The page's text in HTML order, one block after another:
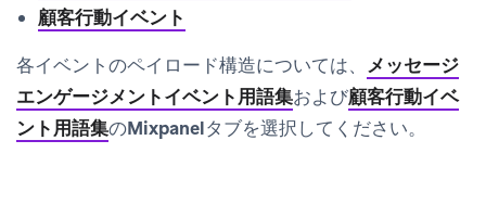
顧客行動イベント
各イベントのペイロード構造については、 メッセージ
エンゲージメントイベント用語集および顧客行動イベ
ント用語集のMixpanelタブを選択してください。